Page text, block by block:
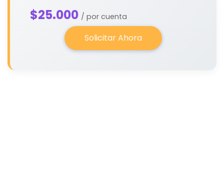
$25.000 / por cuenta
Solicitar Ahora